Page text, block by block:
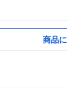
商品